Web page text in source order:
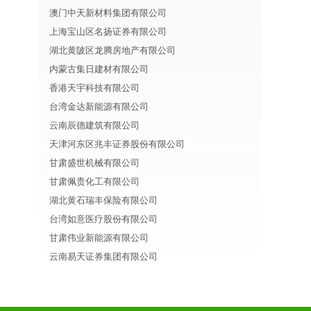
澳门中天新材料集团有限公司
上海宝山区名扬证券有限公司
湖北黄陂区龙腾房地产有限公司
内蒙古集日建材有限公司
香港天宇科技有限公司
台湾金达新能源有限公司
云南辰德建筑有限公司
天津河东区兆丰证券股份有限公司
甘肃盛世机械有限公司
甘肃佩贵化工有限公司
湖北黄石瑞丰保险有限公司
台湾如意医疗股份有限公司
甘肃伟业新能源有限公司
云南易天证券集团有限公司